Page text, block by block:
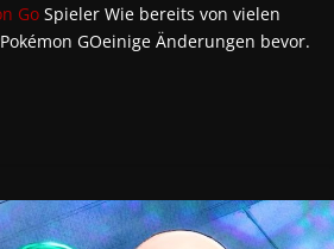
Go Spieler Wie bereits von vielen
GOeinige Änderungen bevor.